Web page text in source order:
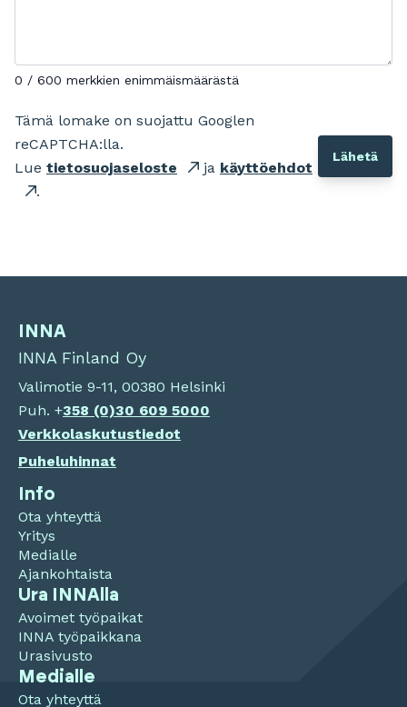
0 / 600 merkkien enimmäismäärästä
Tämä lomake on suojattu Googlen
reCAPTCHA:lla.
Lue tietosuojaseloste ja käyttöehdot
.
INNA
INNA Finland Oy
Valimotie 9-11, 00380 Helsinki
Puh. +358 (0)30 609 5000
Verkkolaskutustiedot
Puheluhinnat
Info
Ota yhteyttä
Yritys
Medialle
Ajankohtaista
Ura INNAlla
Avoimet työpaikat
INNA työpaikkana
Urasivusto
Medialle
Ota yhteyttä